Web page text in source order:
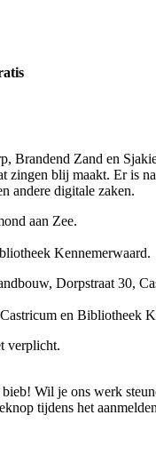
Brandend Zand en
blij maakt. Er is
andere digitale zaken.
aan Zee.
Kennemerwaard.
Dorpstraat 30,
en Bibliotheek
verplicht.
Wil je ons werk
tijdens het